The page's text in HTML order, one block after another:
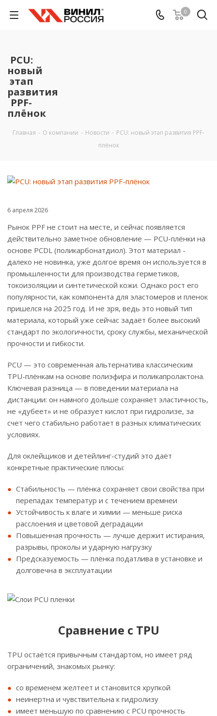
0
PCU:
новый
этап
развития
PPF-
плёнок
Главная - О компании - Новости - PCU: новый этап развития PPF-
плёнок
6 апреля 2026
Рынок PPF не стоит на месте, и сейчас появляется
действительно заметное обновление — PCU-плёнки на
основе PCDL (поликарбонатдиол). Этот материал -
далеко не новинка, уже долгое время он используется в
промышленности для производства герметиков,
токоизоляции и синтетической кожи. Однако рост его
популярности, как компонента для эластомеров и пленок
пришелся на 2025 год. И не зря, ведь это новый тип
материала, который уже сейчас задаёт более высокий
стандарт по экологичности, сроку службы, механической
прочности и гибкости.
PCU — это современная альтернатива классическим
TPU-плёнкам на основе полиэфира и поликапролактона.
Ключевая разница — в поведении материала на
дистанции: он намного дольше сохраняет эластичность,
не «дубеет» и не образует кислот при гидролизе, за
счет чего стабильно работает в разных климатических
условиях.
Для оклейщиков и детейлинг-студий это даёт
конкретные практические плюсы:
Стабильность — плёнка сохраняет свои свойства при
перепадах температур и с течением времнеи
Устойчивость к влаге и химии — меньше риска
расслоения и цветовой деградации
Повышенная прочность — лучше держит истирания,
разрывы, проколы и ударную нагрузку
Предсказуемость — плёнка податлива в установке и
долговечна в эксплуатации
Сравнение с TPU
TPU остаётся привычным стандартом, но имеет ряд
ограничений, знакомых рынку:
со временем желтеет и становится хрупкой
неинертна и чувствительна к гидролизу
имеет меньшую по сравнению с PCU прочность